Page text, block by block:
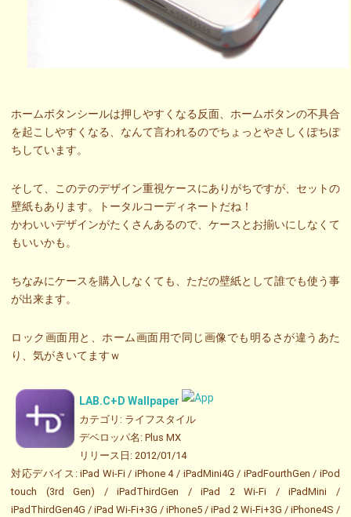
ホームボタンシールは押しやすくなる反面、ホームボタンの不具合
を起こしやすくなる、なんて言われるのでちょっとやさしくぽちぽ
ちしています。
そして、このテのデザイン重視ケースにありがちですが、セットの
壁紙もあります。トータルコーディネートだね！
かわいいデザインがたくさんあるので、ケースとお揃いにしなくて
もいいかも。
ちなみにケースを購入しなくても、ただの壁紙として誰でも使う事
が出来ます。
ロック画面用と、ホーム画面用で同じ画像でも明るさが違うあた
り、気がきいてますｗ
LAB.C+D Wallpaper
カテゴリ: ライフスタイル
デベロッパ名: Plus MX
リリース日: 2012/01/14
対応デバイス: iPad Wi-Fi / iPhone 4 / iPadMini4G / iPadFourthGen / iPod
touch (3rd Gen) / iPadThirdGen / iPad 2 Wi-Fi / iPadMini /
iPadThirdGen4G / iPad Wi-Fi+3G / iPhone5 / iPad 2 Wi-Fi+3G / iPhone4S /